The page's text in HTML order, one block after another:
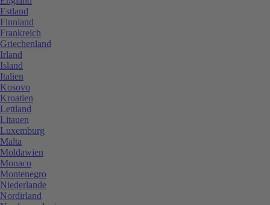
Estland
Finnland
Frankreich
Griechenland
Irland
Island
Italien
Kosovo
Kroatien
Lettland
Litauen
Luxemburg
Malta
Moldawien
Monaco
Montenegro
Niederlande
Nordirland